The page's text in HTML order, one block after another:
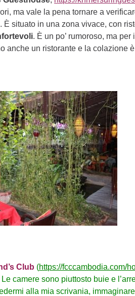
ma vale la pena tornare a
situato in una zona vivace, con
. È un po’ rumoroso, ma
anche un ristorante e la colazione
Club (https://fcccambodia.com/
camere sono piuttosto buie e
alla mia scrivania,